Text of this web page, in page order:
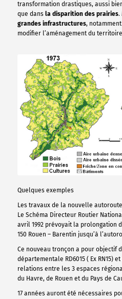
transformation drastiques, aussi
que dans la disparition des prairies.
grandes infrastructures,
modifier l’aménagement du
Quelques exemples
Les travaux de la nouvelle autoroute
Le Schéma Directeur Routier
avril 1992 prévoyait la prolongation
150 Rouen – Barentin jusqu’à
Ce nouveau tronçon a pour objectif
départementale RD6015 ( Ex RN15)
relations entre les 3 espaces
du Havre, de Rouen et du Pays de
17 années auront été nécessaires